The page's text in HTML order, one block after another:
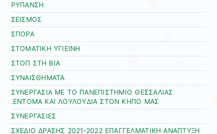
ΡΥΠΑΝΣΗ
ΣΕΙΣΜΟΣ
ΣΠΟΡΑ
ΣΤΟΜΑΤΙΚΗ ΥΓΙΕΙΝΗ
ΣΤΟΠ ΣΤΗ ΒΙΑ
ΣΥΝΑΙΣΘΗΜΑΤΑ
ΣΥΝΕΡΓΑΣΙΑ ΜΕ ΤΟ ΠΑΝΕΠΙΣΤΗΜΙΟ ΘΕΣΣΑΛΙΑΣ
.ΕΝΤΟΜΑ ΚΑΙ ΛΟΥΛΟΥΔΙΑ ΣΤΟΝ ΚΗΠΟ ΜΑΣ
ΣΥΝΕΡΓΑΣΙΕΣ
ΣΧΕΔΙΟ ΔΡΑΣΗΣ 2021-2022 ΕΠΑΓΓΕΛΜΑΤΙΚΗ ΑΝΑΠΤΥΞΗ